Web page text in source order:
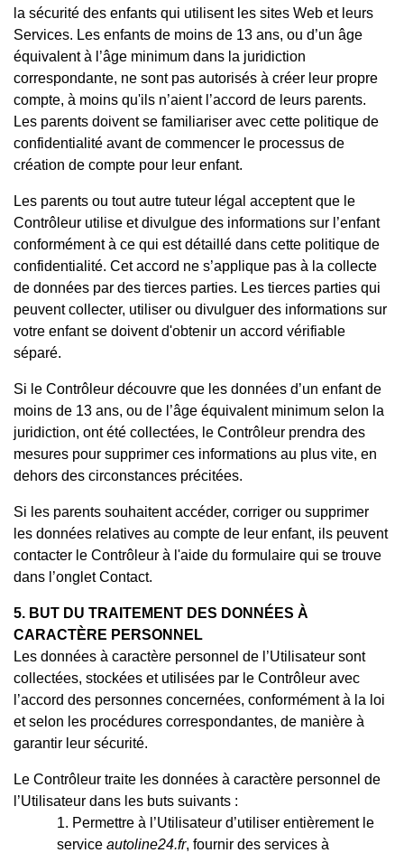
la sécurité des enfants qui utilisent les sites Web et leurs
Services. Les enfants de moins de 13 ans, ou d’un âge
équivalent à l’âge minimum dans la juridiction
correspondante, ne sont pas autorisés à créer leur propre
compte, à moins qu'ils n’aient l’accord de leurs parents.
Les parents doivent se familiariser avec cette politique de
confidentialité avant de commencer le processus de
création de compte pour leur enfant.
Les parents ou tout autre tuteur légal acceptent que le
Contrôleur utilise et divulgue des informations sur l’enfant
conformément à ce qui est détaillé dans cette politique de
confidentialité. Cet accord ne s’applique pas à la collecte
de données par des tierces parties. Les tierces parties qui
peuvent collecter, utiliser ou divulguer des informations sur
votre enfant se doivent d'obtenir un accord vérifiable
séparé.
Si le Contrôleur découvre que les données d’un enfant de
moins de 13 ans, ou de l’âge équivalent minimum selon la
juridiction, ont été collectées, le Contrôleur prendra des
mesures pour supprimer ces informations au plus vite, en
dehors des circonstances précitées.
Si les parents souhaitent accéder, corriger ou supprimer
les données relatives au compte de leur enfant, ils peuvent
contacter le Contrôleur à l'aide du formulaire qui se trouve
dans l’onglet Contact.
5. BUT DU TRAITEMENT DES DONNÉES À
CARACTÈRE PERSONNEL
Les données à caractère personnel de l’Utilisateur sont
collectées, stockées et utilisées par le Contrôleur avec
l’accord des personnes concernées, conformément à la loi
et selon les procédures correspondantes, de manière à
garantir leur sécurité.
Le Contrôleur traite les données à caractère personnel de
l’Utilisateur dans les buts suivants :
Permettre à l’Utilisateur d’utiliser entièrement le
service autoline24.fr, fournir des services à